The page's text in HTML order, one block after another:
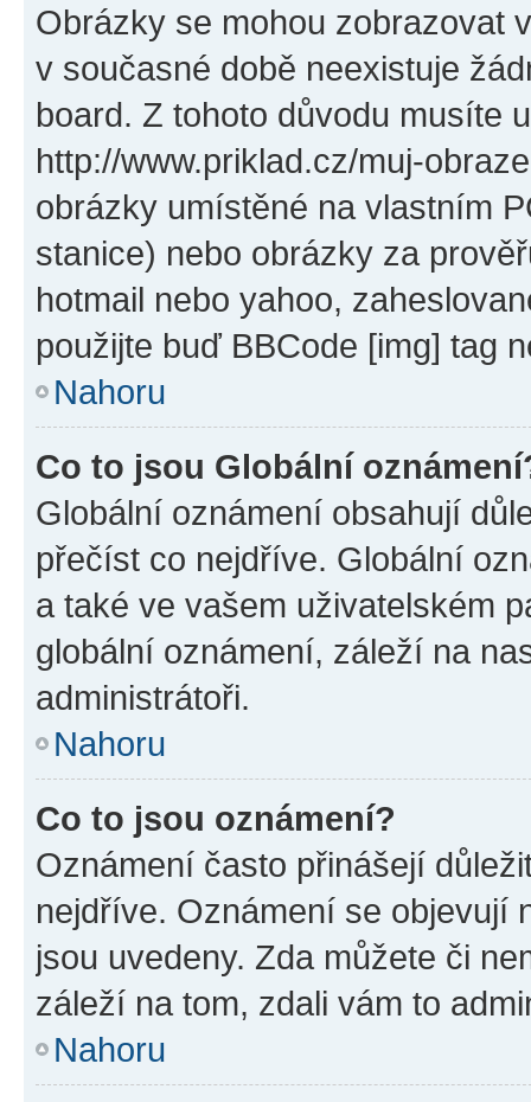
Obrázky se mohou zobrazovat
v současné době neexistuje
board. Z tohoto důvodu musíte
http://www.priklad.cz/muj-
obrázky umístěné na vlastním
stanice) nebo obrázky za
hotmail nebo yahoo,
použijte buď BBCode [img] tag
Nahoru
Co to jsou Globální
Globální oznámení obsahují
přečíst co nejdříve. Globální
a také ve vašem uživatelském
globální oznámení, záleží na
administrátoři.
Nahoru
Co to jsou oznámení?
Oznámení často přinášejí
nejdříve. Oznámení se objevují
jsou uvedeny. Zda můžete či
záleží na tom, zdali vám to
Nahoru